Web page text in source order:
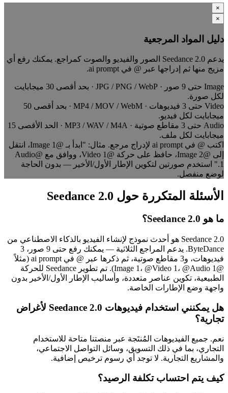
×
×
دليل المواد المرجعية
يدعم Seedance 2.0 الصور والفيديو والصوت كمراجع. يمكنك رفع أي
مزيج منها ثم إدراجها عبر @ في ai prompt.
Image
حتى 9 صور · JPG / PNG / WebP · بحد أقصى 30 ميجابايت
لكل صورة.
Video
حتى 3 فيديوهات · MP4 / MOV / WebM · بحد أقصى 50
ميجابايت لكل فيديو.
Audio
حتى 3 مقاطع صوتية · MP3 / WAV / M4A · الحد الأقصى 15
ميجابايت لكل ملف.
اكتب @ في ai prompt لإدراج مرجع. مثال: "ابدأ بـ @Image 1، انتقل
إلى @Image 2، حافظ على حركة @Video 1، ووافق مع @Audio
1." استخدم صورتين لتكوين الإطار الأول/الأخير — بدون الحاجة
لوضع منفصل.
الأسئلة المتكررة حول Seedance 2.0
ما هو Seedance 2.0؟
Seedance 2.0 هو أحدث نموذج لإنشاء الفيديو بالذكاء الاصطناعي من
ByteDance. يدعم المراجع الثلاثية — يمكنك رفع حتى 9 صور، 3
فيديوهات، و3 مقاطع صوتية، ثم ذكرها عبر @ في ai prompt (مثلاً
@Image 1، @Video 1، @Audio 1). تم تطوير Seedance للحركة
الطبيعية، تكوين عناصر متعددة، وأساليب الإطار الأول/الأخير بدون
واجهة وضع الإطارات الخاصة.
هل يمكنني استخدام فيديوهات Seedance 2.0 لأغراض
تجارية؟
نعم. جميع الفيديوهات المُنتَجة عبر منصتنا متاحة للاستخدام
التجاري، بما في ذلك التسويق، وسائل التواصل الاجتماعي،
والمشاريع التجارية. لا توجد أي رسوم ترخيص إضافية.
كيف يتم احتساب تكلفة الرصيد؟